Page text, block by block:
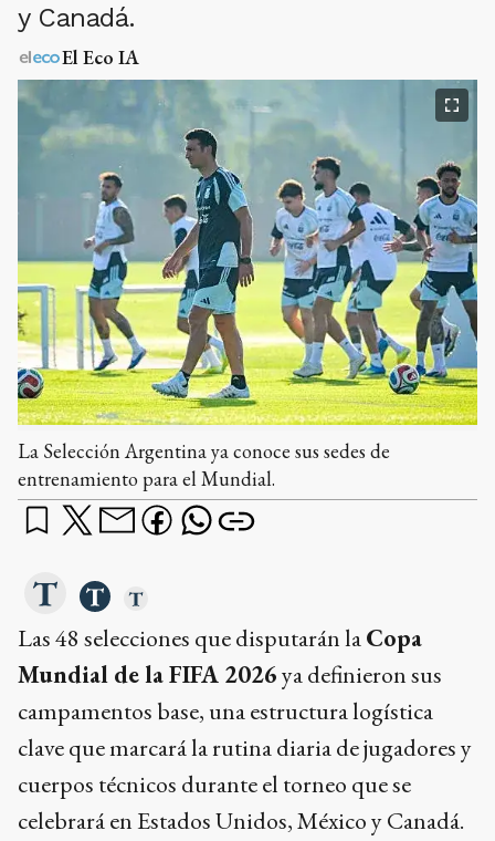
y Canadá.
El Eco IA
La Selección Argentina ya conoce sus sedes de
entrenamiento para el Mundial.
Las 48 selecciones que disputarán laCopa
Mundial de la FIFA 2026ya definieron sus
campamentos base, una estructura logística
clave que marcará la rutina diaria de jugadores y
cuerpos técnicos durante el torneo que se
celebrará en Estados Unidos, México y Canadá.